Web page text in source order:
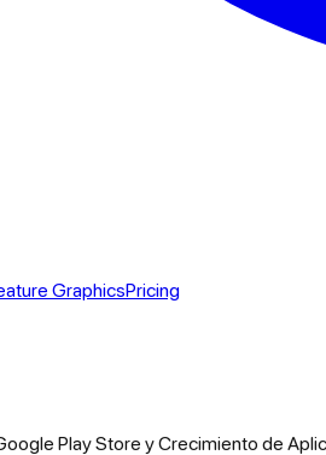
GraphicsPricing
Play Store y Crecimiento de